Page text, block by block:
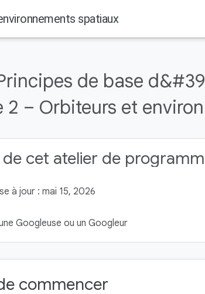
spatiaux
de base
2 – Orbiteurs et
cet atelier de
à jour : mai 15, 2026
Googleuse ou un Googleur
commencer